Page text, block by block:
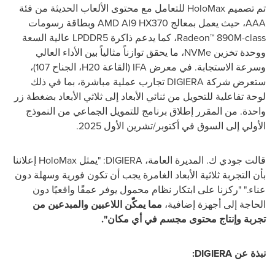
تم تصميم HoloMax للتعامل مع محتوى الألعاب الحديثة من فئة
AAA، حيث يعمل بمعالج AMD AI9 HX370 وبطاقة رسومات
Radeon™ 890M-class ، كما يدعم ذاكرة LPDDR5 عالية السعة
ووحدة تخزين NVMe، ما يحقق توازناً مثالياً بين الأداء العالي
وسرعة الاستجابة. في معرض IFA (القاعة H20
، الجناح 107)،
ستعرض شركة DIGIERA تجارب عملية مباشرة، بما في ذلك
لوحة تفاعلية للتحويل من ثنائي الأبعاد إلى ثلاثي الأبعاد بضغطة زر
واحدة. من المقرر إطلاق برنامج للتمويل الجماعي من النموذج
الأولي إلى السوق في أكتوبر/تشرين الأول 2025.
قالت جودي ك. المديرة العامة، DIGIERA: "يمثل HoloMax إعلاننا
بأن التجربة ثلاثية الأبعاد الغامرة يجب أن تكون فورية وسهلة دون
عناء." "ركزنا على ابتكار نظام محمول يوفر عمقًا واقعيًا دون
الحاجة إلى أجهزة إضافية، مما يمكّن اللاعبين والمبدعين من
تجربة وإنتاج محتوى مجسم في أي مكان".
نبذة عن DIGIERA
: